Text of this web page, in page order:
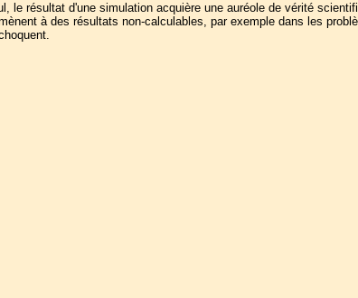
résultat d'une simulation acquière une auréole de vérité
à des résultats non-calculables, par exemple dans les